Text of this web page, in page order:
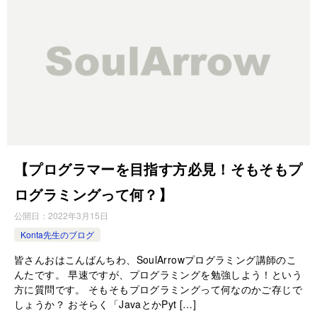
【プログラマーを目指す方必見！そもそもプ
ログラミングって何？】
公開日： 2022年3月15日
Konta先生のブログ
皆さんおはこんばんちわ、SoulArrowプログラミング講師のこ
んたです。 早速ですが、プログラミングを勉強しよう！という
方に質問です。 そもそもプログラミングって何なのかご存じで
しょうか？ おそらく「JavaとかPyt […]